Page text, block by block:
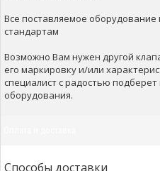
Все поставляемое оборудование
стандартам
Возможно Вам нужен другой
его маркировку и/или
специалист с радостью
оборудования.
Способы доставки